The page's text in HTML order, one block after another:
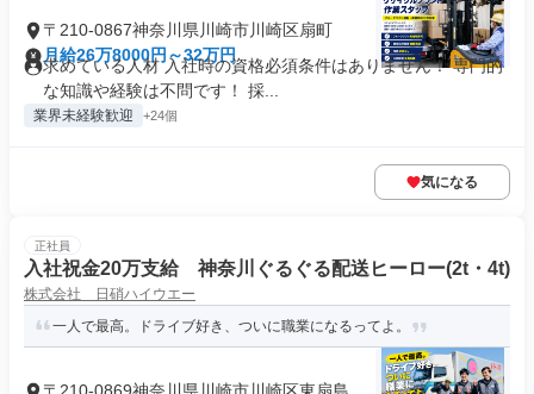
〒210-0867神奈川県川崎市川崎区扇町
月給26万8000円～32万円
求めている人材 入社時の資格必須条件はありません！ 専門的
な知識や経験は不問です！ 採...
業界未経験歓迎 +24個
気になる
正社員
入社祝金20万支給 神奈川ぐるぐる配送ヒーロー(2t・4t)
株式会社 日硝ハイウエー
一人で最高。ドライブ好き、ついに職業になるってよ。